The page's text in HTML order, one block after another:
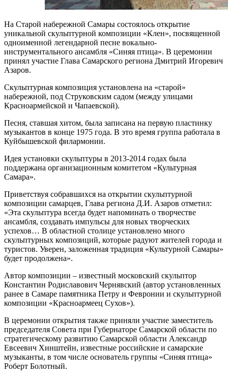
На Старой набережной Самары состоялось открытие
уникальной скульптурной композиции «Клен», посвященной
одноименной легендарной песне вокально-
инструментального ансамбля «Синяя птица». В церемонии
принял участие Глава Самарского региона Дмитрий Игоревич
Азаров.
Скульптурная композиция установлена на «старой»
набережной, под Струковским садом (между улицами
Красноармейской и Чапаевской).
Песня, ставшая хитом, была записана на первую пластинку
музыкантов в конце 1975 года. В это время группа работала в
Куйбышевской филармонии.
Идея установки скульптуры в 2013-2014 годах была
поддержана организационным комитетом «Культурная
Самара».
Приветствуя собравшихся на открытии скульптурной
композиции самарцев, Глава региона Д.И. Азаров отметил:
«Эта скульптура всегда будет напоминать о творчестве
ансамбля, создавать импульсы для новых творческих
успехов… В областной столице установлено много
скульптурных композиций, которые радуют жителей города и
туристов. Уверен, заложенная традиция «Культурной Самары»
будет продолжена».
Автор композиции – известный московский скульптор
Константин Родиславович Чернявский (автор установленных
ранее в Самаре памятника Петру и Февронии и скульптурной
композиции «Красноармеец Сухов»).
В церемонии открытия также приняли участие заместитель
председателя Совета при Губернаторе Самарской области по
стратегическому развитию Самарской области Александр
Евсеевич Хинштейн, известные российские и самарские
музыканты, в том числе основатель группы «Синяя птица»
Роберт Болотный.